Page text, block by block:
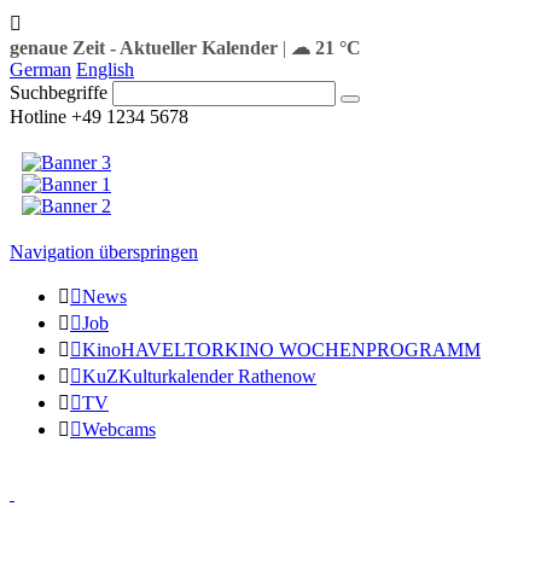
genaue Zeit - Aktueller Kalender | ☁ 21 °C
German English
Suchbegriffe
Hotline +49 1234 5678
Navigation überspringen
News
Job
KinoHAVELTORKINO WOCHENPROGRAMM
KuZKulturkalender Rathenow
TV
Webcams